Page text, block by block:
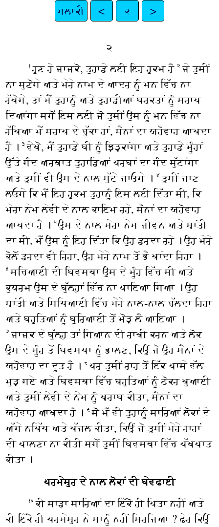
ਮਲਾਕੀ < ੨ >
੨
੧ਹੁਣ ਹੇ ਜਾਜਕੋ, ਤੁਹਾਡੇ ਲਈ ਇਹ ਹੁਕਮ ਹੈ ੨ਜੇ ਤੁਸੀਂ
ਨਾ ਸੁਣੋਗੇ ਅਤੇ ਮੇਰੇ ਨਾਮ ਦੇ ਆਦਰ ਨੂੰ ਮਨ ਵਿੱਚ ਨਾ
ਰੱਖੋਗੇ, ਤਾਂ ਮੈਂ ਤੁਹਾਨੂੰ ਅਤੇ ਤੁਹਾਡੀਆਂ ਬਰਕਤਾਂ ਨੂੰ ਸਰਾਪ
ਦਿਆਂਗਾ ਸਗੋਂ ਇਸ ਲਈ ਜੋ ਤੁਸੀਂ ਉਸ ਨੂੰ ਮਨ ਵਿੱਚ ਨਾ
ਰੱਖਿਆ ਮੈਂ ਸਰਾਪ ਦੇ ਚੁੱਕਾ ਹਾਂ, ਸੈਨਾਂ ਦਾ ਯਹੋਵਾਹ ਆਖਦਾ
ਹੈ । ੩ਵੇਖੋ, ਮੈਂ ਤੁਹਾਡੇ ਬੀ ਨੂੰ ਝਿੜਕਾਂਗਾ ਅਤੇ ਤੁਹਾਡੇ ਮੂੰਹਾਂ
ਉੱਤੇ ਗੰਦ ਅਰਥਾਤ ਤੁਹਾਡਿਆਂ ਪਰਬਾਂ ਦਾ ਗੰਦ ਸੁੱਟਾਂਗਾ
ਅਤੇ ਤੁਸੀਂ ਵੀ ਉਸ ਦੇ ਨਾਲ ਸੁੱਟੇ ਜਾਓਗੇ । ੪ਤੁਸੀਂ ਜਾਣ
ਲਓਗੇ ਕਿ ਮੈਂ ਇਹ ਹੁਕਮ ਤੁਹਾਨੂੰ ਇਸ ਲਈ ਦਿੱਤਾ ਸੀ, ਕਿ
ਮੇਰਾ ਨੇਮ ਲੇਵੀ ਦੇ ਨਾਲ ਕਾਇਮ ਰਹੇ, ਸੈਨਾਂ ਦਾ ਯਹੋਵਾਹ
ਆਖਦਾ ਹੈ । ੫ਉਸ ਦੇ ਨਾਲ ਮੇਰਾ ਨੇਮ ਜੀਵਨ ਅਤੇ ਸ਼ਾਂਤੀ
ਦਾ ਸੀ, ਮੈਂ ਉਸ ਨੂੰ ਇਹ ਦਿੱਤਾ ਕਿ ਉਹ ਡਰਦਾ ਰਹੇ । ਉਹ ਮੇਰੇ
ਕੋਲੋਂ ਡਰਦਾ ਵੀ ਰਿਹਾ, ਉਹ ਮੇਰੇ ਨਾਮ ਤੋਂ ਭੈ ਖਾਂਦਾ ਰਿਹਾ ।
੬ਸਚਿਆਈ ਦੀ ਬਿਵਸਥਾ ਉਸ ਦੇ ਮੂੰਹ ਵਿੱਚ ਸੀ ਅਤੇ
ਕੁਧਰਮ ਉਸ ਦੇ ਬੁੱਲ੍ਹਾਂ ਵਿੱਚ ਨਾ ਪਾਇਆ ਗਿਆ । ਉਹ
ਸ਼ਾਂਤੀ ਅਤੇ ਸਿਧਿਆਈ ਵਿੱਚ ਮੇਰੇ ਨਾਲ-ਨਾਲ ਚੱਲਦਾ ਰਿਹਾ
ਅਤੇ ਬਹੁਤਿਆਂ ਨੂੰ ਬੁਰਿਆਈ ਤੋਂ ਮੋੜ ਲੈ ਆਇਆ ।
੭ਜਾਜਕ ਦੇ ਬੁੱਲ੍ਹ ਤਾਂ ਗਿਆਨ ਦੀ ਰਾਖੀ ਕਰਨ ਅਤੇ ਲੋਕ
ਉਸ ਦੇ ਮੂੰਹ ਤੋਂ ਬਿਵਸਥਾ ਨੂੰ ਭਾਲਣ, ਕਿਉਂ ਜੋ ਉਹ ਸੈਨਾਂ ਦੇ
ਯਹੋਵਾਹ ਦਾ ਦੂਤ ਹੈ । ੮ ਪਰ ਤੁਸੀਂ ਰਾਹ ਤੋਂ ਇੱਕ ਪਾਸੇ ਵੱਲ
ਮੁੜ ਗਏ ਅਤੇ ਬਿਵਸਥਾ ਵਿੱਚ ਬਹੁਤਿਆਂ ਨੂੰ ਠੋਕਰ ਖੁਆਈ
ਅਤੇ ਤੁਸੀਂ ਲੇਵੀ ਦੇ ਨੇਮ ਨੂੰ ਖ਼ਰਾਬ ਕੀਤਾ, ਸੈਨਾਂ ਦਾ
ਯਹੋਵਾਹ ਆਖਦਾ ਹੈ । ੯ਸੋ ਮੈਂ ਵੀ ਤੁਹਾਨੂੰ ਸਾਰਿਆਂ ਲੋਕਾਂ ਦੇ
ਅੱਗੇ ਨਖਿੱਧ ਅਤੇ ਖੱਜਲ ਕੀਤਾ, ਕਿਉਂ ਜੋ ਤੁਸੀਂ ਮੇਰੇ ਰਾਹਾਂ
ਦੀ ਪਾਲਣਾ ਨਾ ਕੀਤੀ ਸਗੋਂ ਤੁਸੀਂ ਬਿਵਸਥਾ ਵਿੱਚ ਪੱਖਪਾਤ
ਕੀਤਾ ।
ਪਰਮੇਸ਼ੁਰ ਦੇ ਨਾਲ ਲੋਕਾਂ ਦੀ ਬੇਵਫਾਈ
੧੦ਕੀ ਸਾਡਾ ਸਾਰਿਆਂ ਦਾ ਇੱਕੋ ਹੀ ਪਿਤਾ ਨਹੀਂ ਅਤੇ
ਕੀ ਇੱਕੋ ਹੀ ਪਰਮੇਸ਼ੁਰ ਨੇ ਸਾਨੂੰ ਨਹੀਂ ਸਿਰਜਿਆ ? ਫੇਰ ਕਿਉਂ